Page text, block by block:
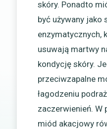
skóry. Ponadto
być używany jako
enzymatycznych,
usuwają martwy
kondycję skóry.
przeciwzapalne
łagodzeniu
zaczerwienień. W
miód akacjowy